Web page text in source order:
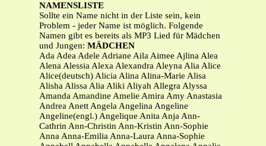
NAMENSLISTE
Sollte ein Name nicht in der Liste sein, kein
Problem - jeder Name ist möglich. Folgende
Namen gibt es bereits als MP3 Lied für Mädchen
und Jungen: MÄDCHEN
Ada Adea Adele Adriane Aila Aimee Ajlina Alea
Alena Alessia Alexa Alexandra Aleyna Alia Alice
Alice(deutsch) Alicia Alina Alina-Marie Alisa
Alisha Alissa Alia Aliki Aliyah Allegra Alyssa
Amanda Amandine Amelie Amira Amy Anastasia
Andrea Anett Angela Angelina Angeline
Angeline(engl.) Angelique Anita Anja Ann-
Cathrin Ann-Christin Ann-Kristin Ann-Sophie
Anna Anna-Emilia Anna-Laura Anna-Sophie